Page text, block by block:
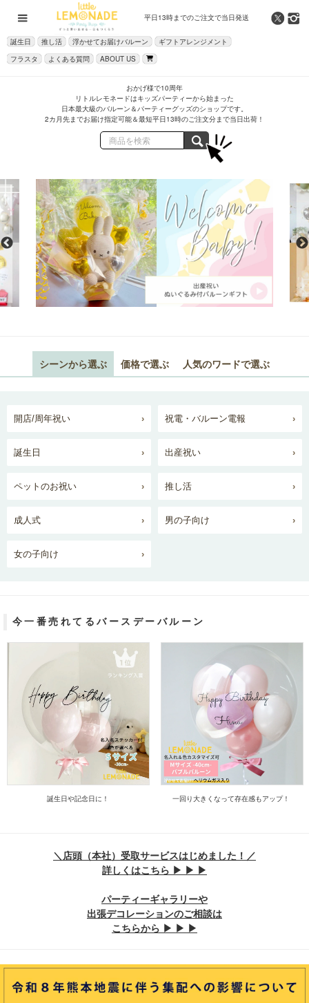
平日13時までのご注文で当日発送
誕生日 推し活 浮かせてお届けバルーン
ギフトアレンジメント
フラスタ
よくある質問 ABOUT US
おかげ様で10周年
リトルレモネードはキッズパーティーから始まった
日本最大級のバルーン＆パーティーグッズのショップです。
2カ月先までお届け指定可能＆最短平日13時のご注文分まで当日出荷！
商品を検索
シーンから選ぶ 価格で選ぶ 人気のワードで選ぶ
開店/周年祝い 祝電・バルーン電報
誕生日 出産祝い
ペットのお祝い 推し活
成人式 男の子向け
女の子向け
今一番売れてるバースデーバルーン
誕生日や記念日に！ 一回り大きくなって存在感もアップ！
＼店頭（本社）受取サービスはじめました！／
詳しくはこちら ▶ ▶ ▶
パーティーギャラリーや
出張デコレーションのご相談は
こちらから ▶ ▶ ▶